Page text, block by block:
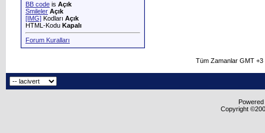
BB code is Açık
Smileler Açık
[IMG] Kodları Açık
HTML-Kodu Kapalı
Forum Kuralları
Tüm Zamanlar GMT
Copyright